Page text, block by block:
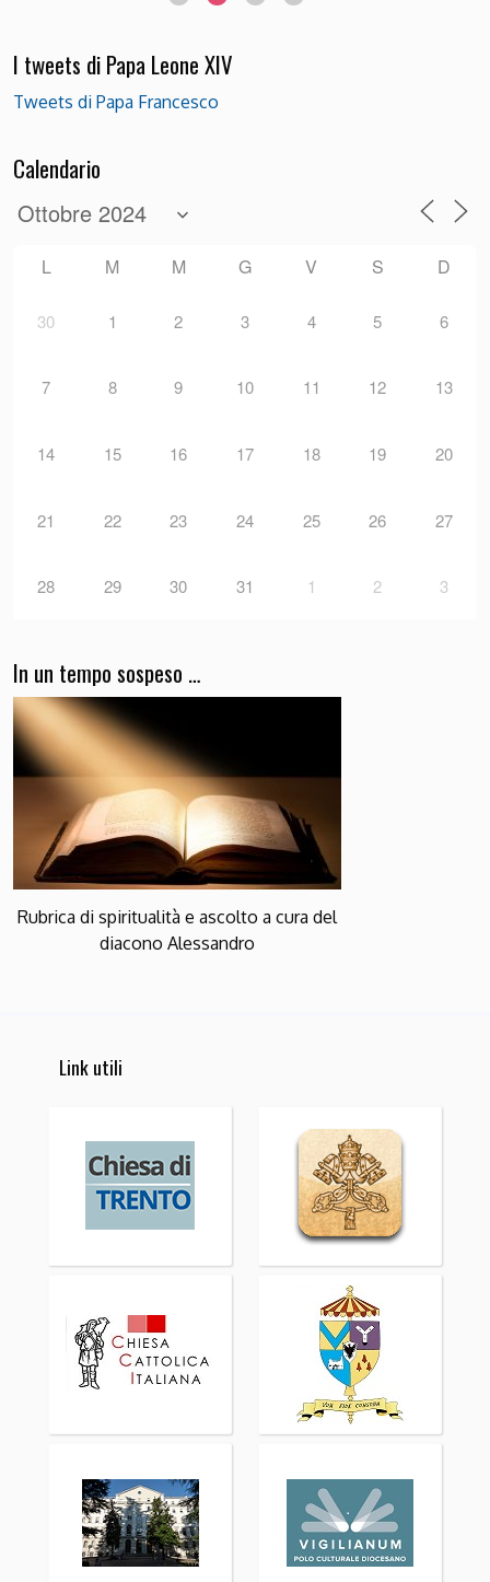
I tweets di Papa Leone XIV
Tweets di Papa Francesco
Calendario
L M M G V S D
30 1 2 3 4 5 6
7 8 9 10 11 12 13
14 15 16 17 18 19 20
21 22 23 24 25 26 27
28 29 30 31 1 2 3
In un tempo sospeso …
Rubrica di spiritualità e ascolto a cura del
diacono Alessandro
Link utili